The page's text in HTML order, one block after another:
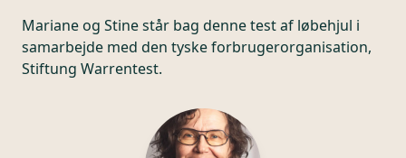
Mariane og Stine står bag denne test af løbehjul i
samarbejde med den tyske forbrugerorganisation,
Stiftung Warrentest.